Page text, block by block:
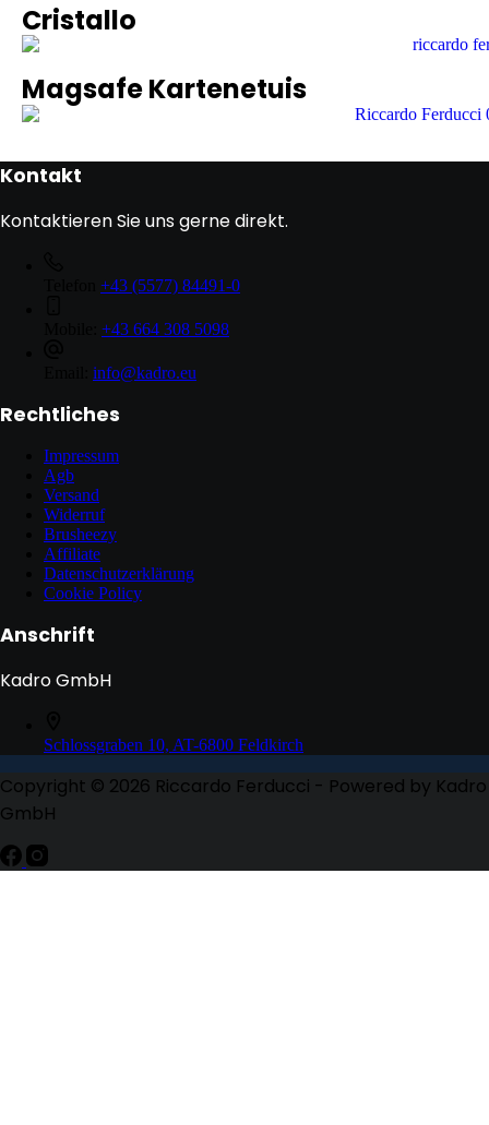
Cristallo
Magsafe Kartenetuis
Kontakt
Kontaktieren Sie uns gerne direkt.
+43 (5577) 84491-0
+43 664 308 5098
info@kadro.eu
Rechtliches
Impressum
Agb
Versand
Widerruf
Brusheezy
Affiliate
Datenschutzerklärung
Cookie Policy
Anschrift
Kadro GmbH
Schlossgraben 10, AT-6800 Feldkirch
Copyright © 2026 Riccardo Ferducci - Powered by Kadro
GmbH